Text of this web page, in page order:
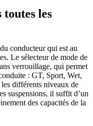
les
conducteur qui est au
Le sélecteur de mode de
verrouillage, qui permet
: GT, Sport, Wet,
différents niveaux de
suspensions, il suffit d’un
des capacités de la